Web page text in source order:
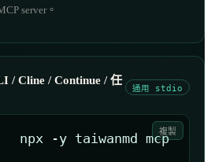
server。
/ Cline / Continue / 任
通用 stdio
複製
npx -y taiwanmd mcp